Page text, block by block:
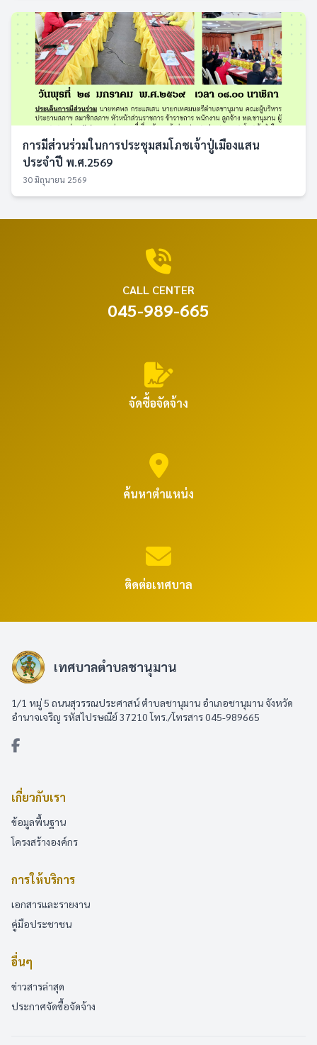
การมีส่วนร่วมในการประชุมสมโภชเจ้าปู่เมืองแสน
ประจำปี พ.ศ.2569
30 มิถุนายน 2569
CALL CENTER
045-989-665
จัดซื้อจัดจ้าง
ค้นหาตำแหน่ง
ติดต่อเทศบาล
เทศบาลตำบลชานุมาน
1/1 หมู่ 5 ถนนสุวรรณประศาสน์ ตำบลชานุมาน อำเภอชานุมาน จังหวัด
อำนาจเจริญ รหัสไปรษณีย์ 37210 โทร./โทรสาร 045-989665
เกี่ยวกับเรา
ข้อมูลพื้นฐาน
โครงสร้างองค์กร
การให้บริการ
เอกสารและรายงาน
คู่มือประชาชน
อื่นๆ
ข่าวสารล่าสุด
ประกาศจัดซื้อจัดจ้าง